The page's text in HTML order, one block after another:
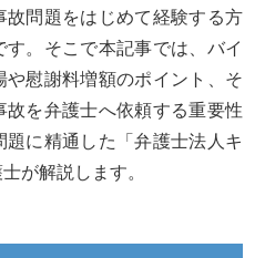
問題をはじめて経験する方
。そこで本記事では、バイ
や慰謝料増額のポイント、そ
を弁護士へ依頼する重要性
に精通した「弁護士法人キ
が解説します。